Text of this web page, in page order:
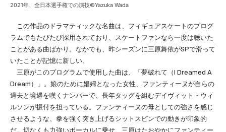
2021年、全日本選手権での演技©Yazuka Wada
この作品のドラマティックな名曲は、フィギュアスケートのプログ
ラムでもたびたび採用されており、スケートファンなら一度は聴いた
ことがある曲ばかり。なかでも、昨シーズンに三原舞依がSPで滑って
いたことが記憶に新しい。
三原がこのプログラムで使用した曲は、「夢破れて（I Dreamed A
Dream）」。娘のために娼婦となった女性、ファンティーヌが自らの
過去と境遇を嘆くナンバーで、長年タッグを組むデイヴィット・ウィ
ルソンが振付を担っている。ファンティーヌの母としての強さを感じ
させるような、拳を強く突き上げるシットスピンでの動きが印象的
だ。切なくも力強いボーカルに乗せ、三原はたおやかにファンティー